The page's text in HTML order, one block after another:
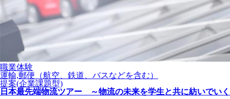
職業体験
運輸,郵便（航空、鉄道、バスなどを含む）
提案(企業課題型)
日本最先端物流ツアー ～物流の未来を学生と共に紡いでいく